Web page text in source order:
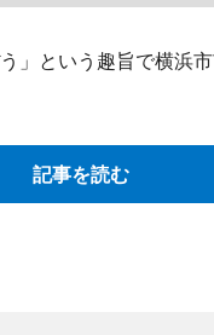
」という趣旨で横浜
記事を読む